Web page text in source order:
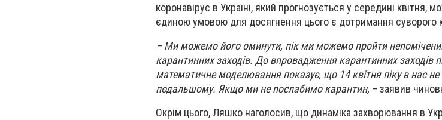
коронавірус в Україні, який прогнозується у середині
єдиною умовою для досягнення цього є дотримання суворого
– Ми можемо його оминути, пік ми можемо пройти
карантинних заходів. До впровадження карантинних заходів
математичне моделювання показує, що 14 квітня піку в нас
подальшому. Якщо ми не послабимо карантин, – заявив
Окрім цього, Ляшко наголосив, що динаміка захворювання в